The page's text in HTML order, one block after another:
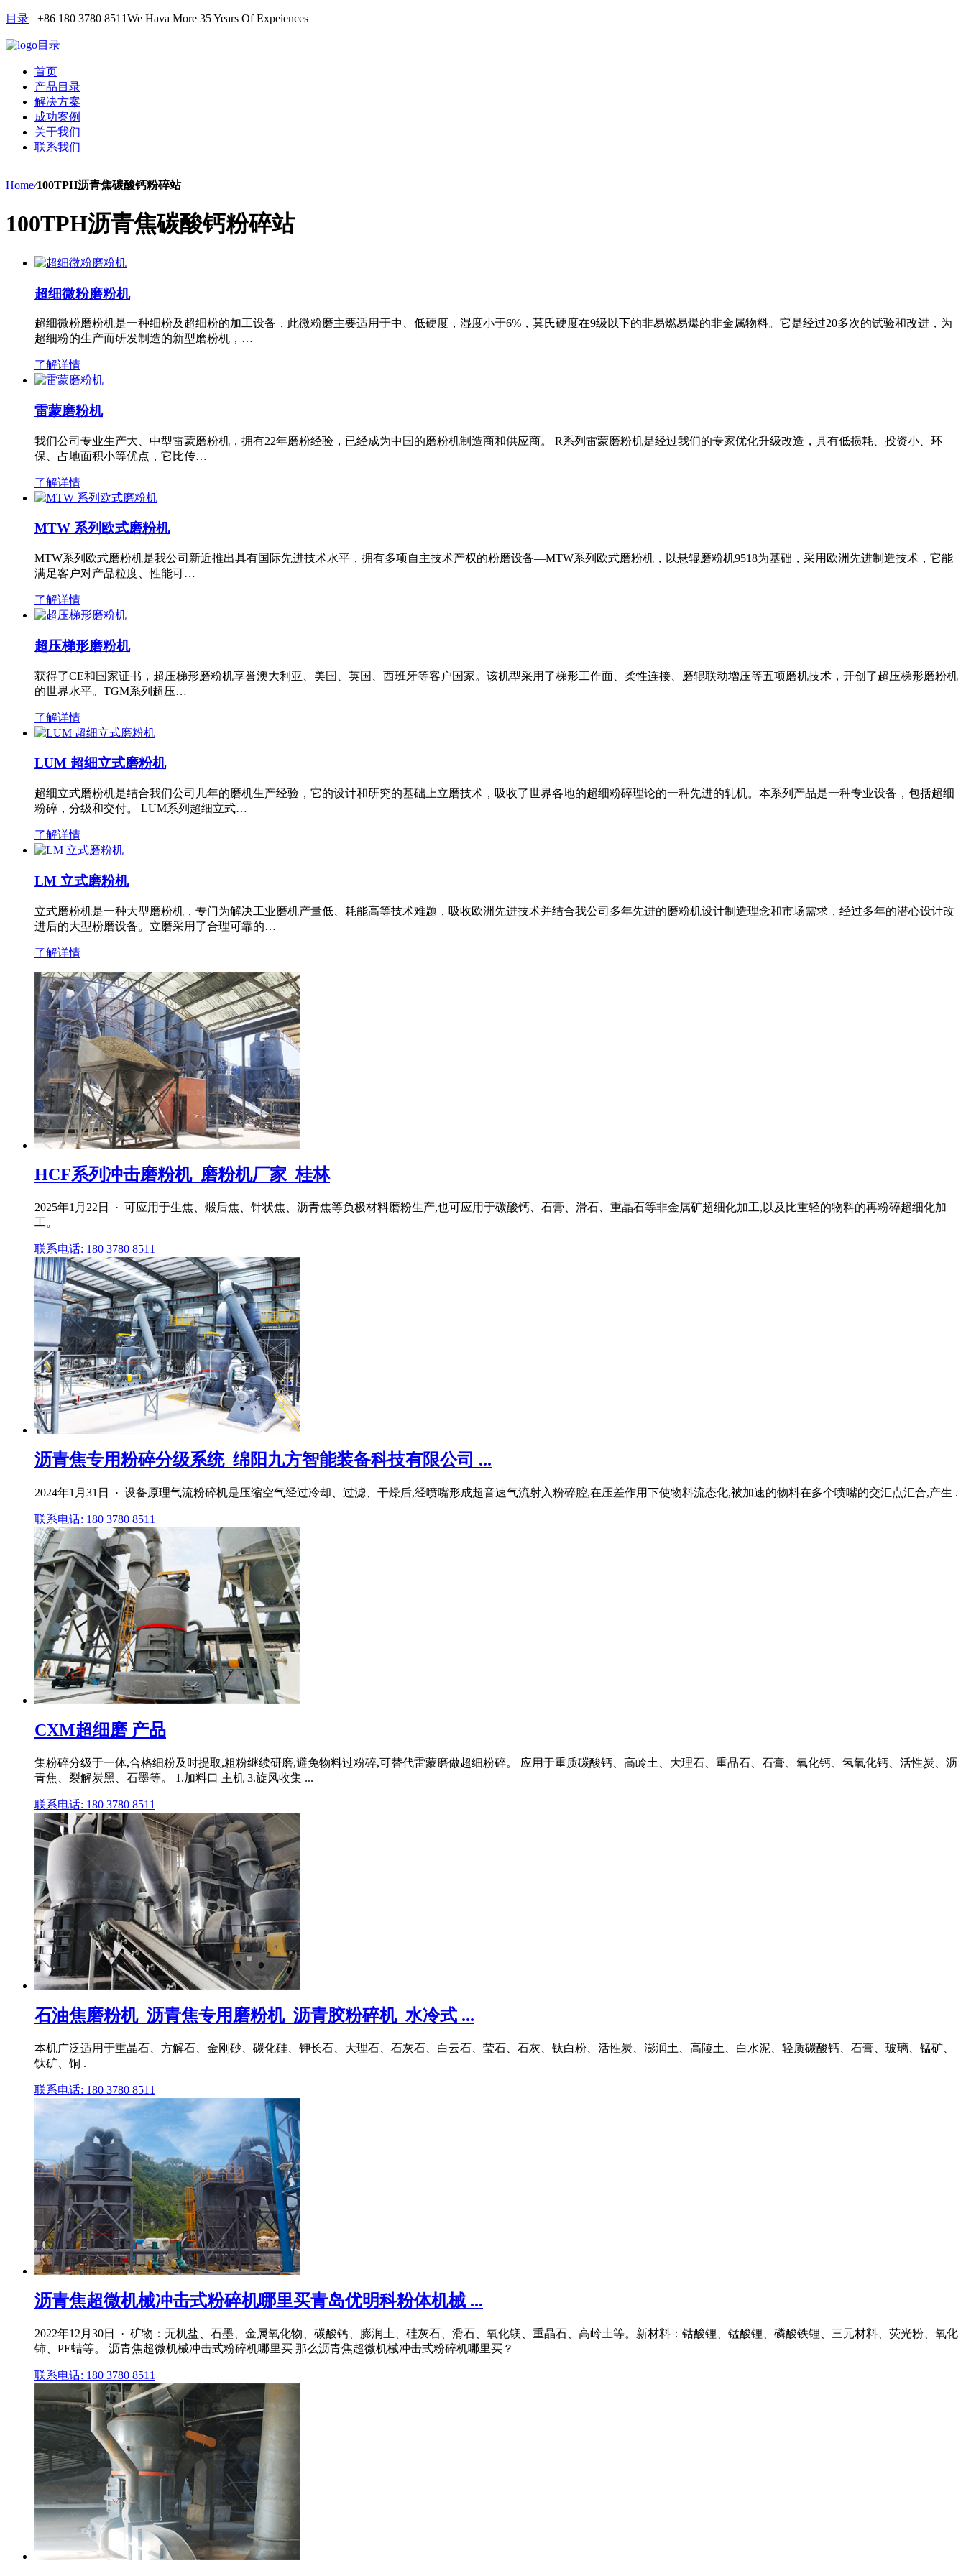
目录 +86 180 3780 8511We Hava More 35 Years Of Expeiences
目录
首页
产品目录
解决方案
成功案例
关于我们
联系我们
Home/100TPH沥青焦碳酸钙粉碎站
100TPH沥青焦碳酸钙粉碎站
超细微粉磨粉机
超细微粉磨粉机是一种细粉及超细粉的加工设备，此微粉磨主要适用于中、低硬度，湿度小于6%，莫氏硬度在9级以下的非易燃易爆的非金属物料。它是经过20多次的试验和改进，为
超细粉的生产而研发制造的新型磨粉机，…
了解详情
雷蒙磨粉机
我们公司专业生产大、中型雷蒙磨粉机，拥有22年磨粉经验，已经成为中国的磨粉机制造商和供应商。 R系列雷蒙磨粉机是经过我们的专家优化升级改造，具有低损耗、投资小、环
保、占地面积小等优点，它比传…
了解详情
MTW 系列欧式磨粉机
MTW系列欧式磨粉机是我公司新近推出具有国际先进技术水平，拥有多项自主技术产权的粉磨设备—MTW系列欧式磨粉机，以悬辊磨粉机9518为基础，采用欧洲先进制造技术，它能
满足客户对产品粒度、性能可…
了解详情
超压梯形磨粉机
获得了CE和国家证书，超压梯形磨粉机享誉澳大利亚、美国、英国、西班牙等客户国家。该机型采用了梯形工作面、柔性连接、磨辊联动增压等五项磨机技术，开创了超压梯形磨粉机
的世界水平。TGM系列超压…
了解详情
LUM 超细立式磨粉机
超细立式磨粉机是结合我们公司几年的磨机生产经验，它的设计和研究的基础上立磨技术，吸收了世界各地的超细粉碎理论的一种先进的轧机。本系列产品是一种专业设备，包括超细
粉碎，分级和交付。 LUM系列超细立式…
了解详情
LM 立式磨粉机
立式磨粉机是一种大型磨粉机，专门为解决工业磨机产量低、耗能高等技术难题，吸收欧洲先进技术并结合我公司多年先进的磨粉机设计制造理念和市场需求，经过多年的潜心设计改
进后的大型粉磨设备。立磨采用了合理可靠的…
了解详情
HCF系列冲击磨粉机_磨粉机厂家_桂林
2025年1月22日 · 可应用于生焦、煅后焦、针状焦、沥青焦等负极材料磨粉生产,也可应用于碳酸钙、石膏、滑石、重晶石等非金属矿超细化加工,以及比重轻的物料的再粉碎超细化加
工。
联系电话: 180 3780 8511
沥青焦专用粉碎分级系统_绵阳九方智能装备科技有限公司 ...
2024年1月31日 · 设备原理气流粉碎机是压缩空气经过冷却、过滤、干燥后,经喷嘴形成超音速气流射入粉碎腔,在压差作用下使物料流态化,被加速的物料在多个喷嘴的交汇点汇合,产生 .
联系电话: 180 3780 8511
CXM超细磨 产品
集粉碎分级于一体,合格细粉及时提取,粗粉继续研磨,避免物料过粉碎,可替代雷蒙磨做超细粉碎。 应用于重质碳酸钙、高岭土、大理石、重晶石、石膏、氧化钙、氢氧化钙、活性炭、沥
青焦、裂解炭黑、石墨等。 1.加料口 主机 3.旋风收集 ...
联系电话: 180 3780 8511
石油焦磨粉机_沥青焦专用磨粉机_沥青胶粉碎机_水冷式 ...
本机广泛适用于重晶石、方解石、金刚砂、碳化硅、钾长石、大理石、石灰石、白云石、莹石、石灰、钛白粉、活性炭、澎润土、高陵土、白水泥、轻质碳酸钙、石膏、玻璃、锰矿、
钛矿、铜 .
联系电话: 180 3780 8511
沥青焦超微机械冲击式粉碎机哪里买青岛优明科粉体机械 ...
2022年12月30日 · 矿物：无机盐、石墨、金属氧化物、碳酸钙、膨润土、硅灰石、滑石、氧化镁、重晶石、高岭土等。新材料：钴酸锂、锰酸锂、磷酸铁锂、三元材料、荧光粉、氧化
铈、PE蜡等。 沥青焦超微机械冲击式粉碎机哪里买 那么沥青焦超微机械冲击式粉碎机哪里买？
联系电话: 180 3780 8511